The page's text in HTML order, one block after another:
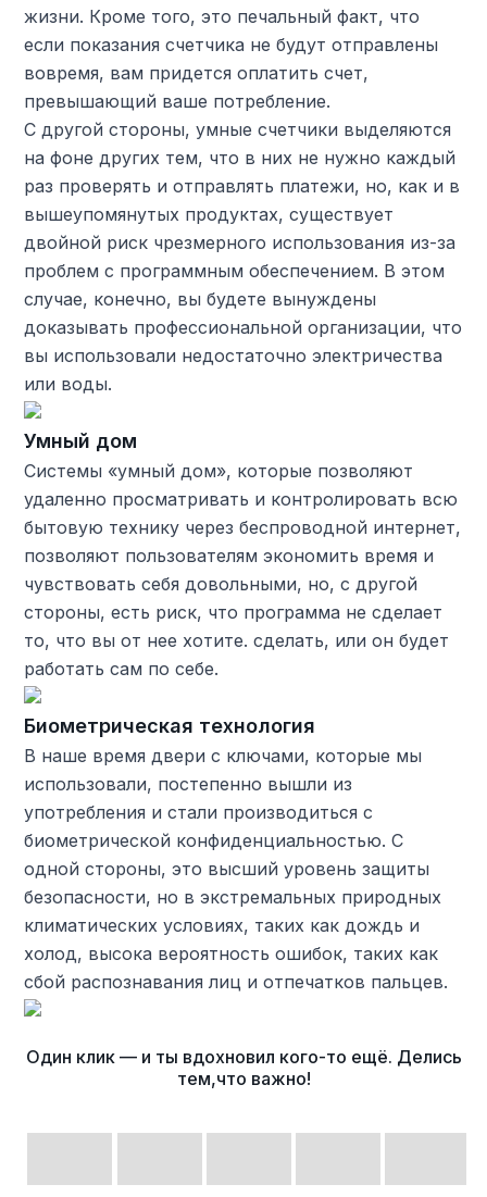
жизни. Кроме того, это печальный факт, что
если показания счетчика не будут отправлены
вовремя, вам придется оплатить счет,
превышающий ваше потребление.
С другой стороны, умные счетчики выделяются
на фоне других тем, что в них не нужно каждый
раз проверять и отправлять платежи, но, как и в
вышеупомянутых продуктах, существует
двойной риск чрезмерного использования из-за
проблем с программным обеспечением. В этом
случае, конечно, вы будете вынуждены
доказывать профессиональной организации, что
вы использовали недостаточно электричества
или воды.
Умный дом
Системы «умный дом», которые позволяют
удаленно просматривать и контролировать всю
бытовую технику через беспроводной интернет,
позволяют пользователям экономить время и
чувствовать себя довольными, но, с другой
стороны, есть риск, что программа не сделает
то, что вы от нее хотите. сделать, или он будет
работать сам по себе.
Биометрическая технология
В наше время двери с ключами, которые мы
использовали, постепенно вышли из
употребления и стали производиться с
биометрической конфиденциальностью. С
одной стороны, это высший уровень защиты
безопасности, но в экстремальных природных
климатических условиях, таких как дождь и
холод, высока вероятность ошибок, таких как
сбой распознавания лиц и отпечатков пальцев.